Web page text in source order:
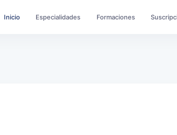
Inicio Especialidades Formaciones